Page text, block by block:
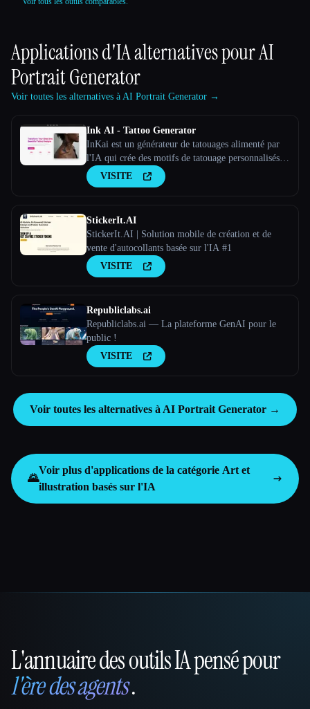
Applications d'IA alternatives pourAI
Portrait Generator
Voir toutes les alternatives à AI Portrait Generator →
Ink AI - Tattoo Generator
InKai est un générateur de tatouages alimenté par
l'IA qui crée des motifs de tatouage personnalisés
en fonction des saisies de l'utilisateur.
VISITE
StickerIt.AI
StickerIt.AI | Solution mobile de création et de
vente d'autocollants basée sur l'IA #1
VISITE
Republiclabs.ai
Republiclabs.ai — La plateforme GenAI pour le
public !
VISITE
Voir toutes les alternatives à AI Portrait Generator →
🌄
Voir plus d'applications de la catégorie Art et
illustration basés sur l'IA
That AI Collection
L'annuaire des outils IA pensé pour
l'ère des agents.